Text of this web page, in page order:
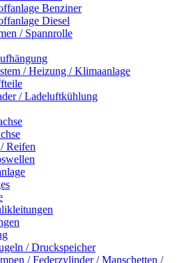
Benziner
Diesel
/ Spannrolle
/ Heizung / Klimaanlage
/ Ladeluftkühlung
Reifen
/ Druckspeicher
/ Federzylinder / Manschetten /